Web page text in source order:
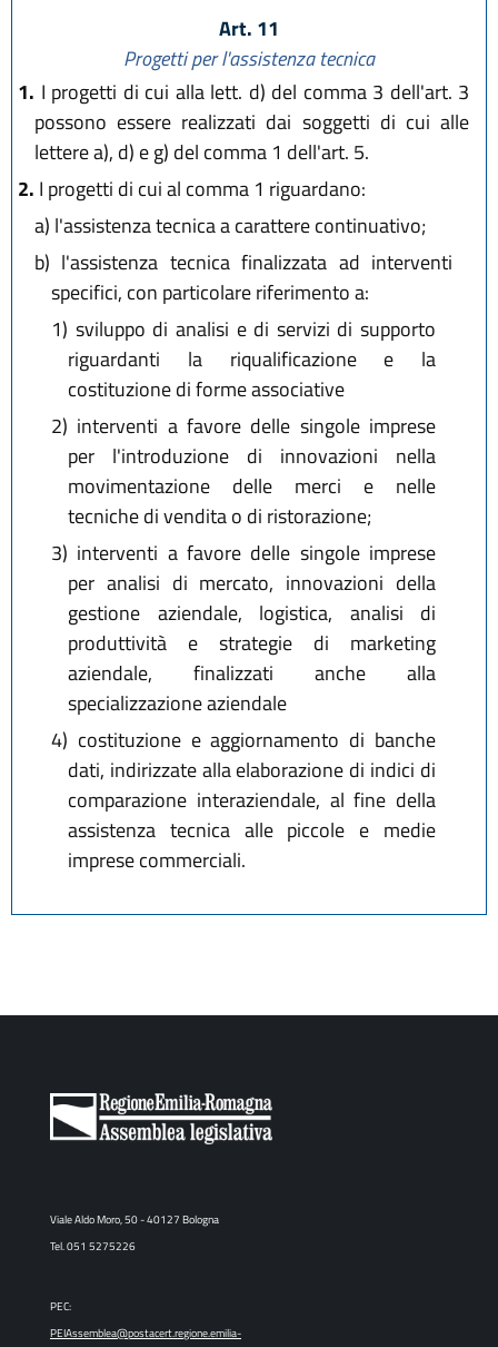
Art. 11
Progetti per l'assistenza tecnica
1. I progetti di cui alla lett. d) del comma 3 dell'art. 3
possono essere realizzati dai soggetti di cui alle
lettere a), d) e g) del comma 1 dell'art. 5.
2. I progetti di cui al comma 1 riguardano:
a) l'assistenza tecnica a carattere continuativo;
b) l'assistenza tecnica finalizzata ad interventi
specifici, con particolare riferimento a:
1) sviluppo di analisi e di servizi di supporto
riguardanti la riqualificazione e la
costituzione di forme associative
2) interventi a favore delle singole imprese
per l'introduzione di innovazioni nella
movimentazione delle merci e nelle
tecniche di vendita o di ristorazione;
3) interventi a favore delle singole imprese
per analisi di mercato, innovazioni della
gestione aziendale, logistica, analisi di
produttività e strategie di marketing
aziendale, finalizzati anche alla
specializzazione aziendale
4) costituzione e aggiornamento di banche
dati, indirizzate alla elaborazione di indici di
comparazione interaziendale, al fine della
assistenza tecnica alle piccole e medie
imprese commerciali.
Viale Aldo Moro, 50 - 40127 Bologna
Tel. 051 5275226
PEC:
PEIAssemblea@postacert.regione.emilia-